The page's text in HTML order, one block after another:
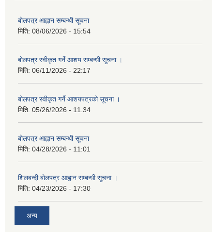
बोलपत्र आह्वान सम्बन्धी सूचना
मिति: 08/06/2026 - 15:54
बोलपत्र स्वीकृत गर्ने आशय सम्बन्धी सूचना ।
मिति: 06/11/2026 - 22:17
बोलपत्र स्वीकृत गर्ने आशयपत्रको सूचना ।
मिति: 05/26/2026 - 11:34
बोलपत्र आह्वान सम्बन्धी सूचना
मिति: 04/28/2026 - 11:01
शिलबन्दी बोलपत्र आह्वान सम्बन्धी सूचना ।
मिति: 04/23/2026 - 17:30
अन्य